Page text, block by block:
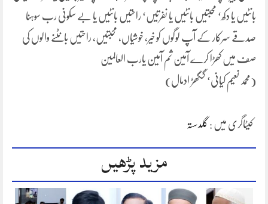
بانٹیں یا دکھ‘ محبتیں بانٹیں یا نفرتیں‘ راحتیں بانٹیں یا بے سکونی رب سوہنا
صدقے سرکار کے آپ لوگوں کو خیر، خوشیاں، محبتیں، راحتیں بانٹنے والوں کی
صف میں کھڑا کرے آمین ثم آمین یارب العالمین
(محمد نعیم کیانی‘ گگھڑ ادمال)
کیٹاگری میں : گلدستہ
مزید پڑھیں